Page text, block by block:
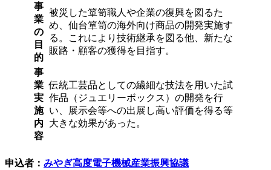
事
業
の
目
的
被災した箪笥職人や企業の復興を図るた
め、仙台箪笥の海外向け商品の開発実施す
る。これにより技術継承を図る他、新たな
販路・顧客の獲得を目指す。
事
業
実
施
内
容
伝統工芸品としての繊細な技法を用いた試
作品（ジュエリーボックス）の開発を行
い、展示会等への出展し高い評価を得る等
大きな効果があった。
申込者： みやぎ高度電子機械産業振興協議